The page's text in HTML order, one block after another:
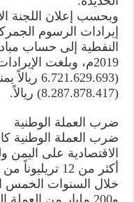
وبحسب إعلان اللجنة
إيرادات الرسوم
النفطية إلى حساب
2019م، وبلغت
(8.287.878.417) ريالاً.
ضرب العملة الوطنية
ضرب العملة الوطنية
الاقتصادية على اليمن
أكثر من 12
خلال السنوات الخمس
و200 مليار من